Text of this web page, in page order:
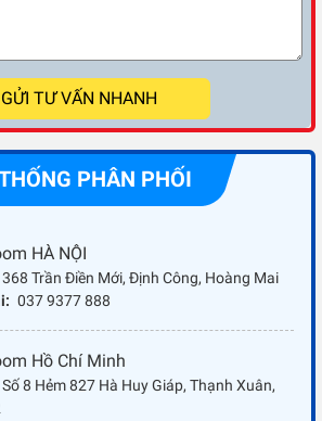
GỬI TƯ VẤN NHANH
PHÂN PHỐI
HÀ NỘI
368 Trần Điền Mới, Định Công, Hoàng Mai
037 9377 888
Hồ Chí Minh
Số 8 Hẻm 827 Hà Huy Giáp, Thạnh Xuân,